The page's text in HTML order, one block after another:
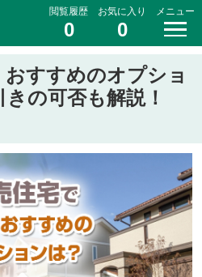
閲覧履歴
0
お気に入り
0
メニュー
すすめのオプショ
の可否も解説！